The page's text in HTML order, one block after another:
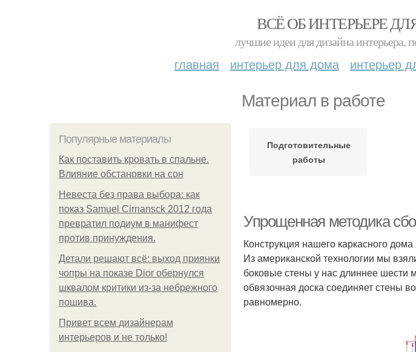
ВСЁ ОБ ИНТЕРЬЕРЕ
лучшие идеи для дизайна интерьера,
главная интерьер для дома интерьер
Материал в работе
Популярные материалы
Как поставить кровать в спальне.
Влияние обстановки на сон
Невеста без права выбора: как
показ Samuel Cirnansck 2012 года
превратил подиум в манифест
против принуждения.
Детали решают всё: выход приянки
чопры на показе Dior обернулся
шквалом критики из-за небрежного
пошива.
Привет всем дизайнерам
интерьеров и не только!
Подготовительные
работы
Упрощенная методика
Конструкция нашего каркасного
Из американской технологии мы
боковые стены у нас длиннее шести
обвязочная доска соединяет стены
равномерно.